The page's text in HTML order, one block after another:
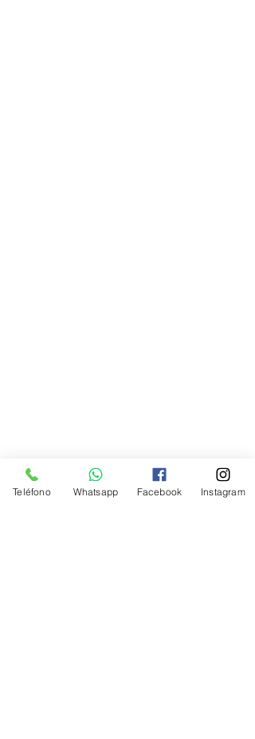
Teléfono Whatsapp Facebook Instagram